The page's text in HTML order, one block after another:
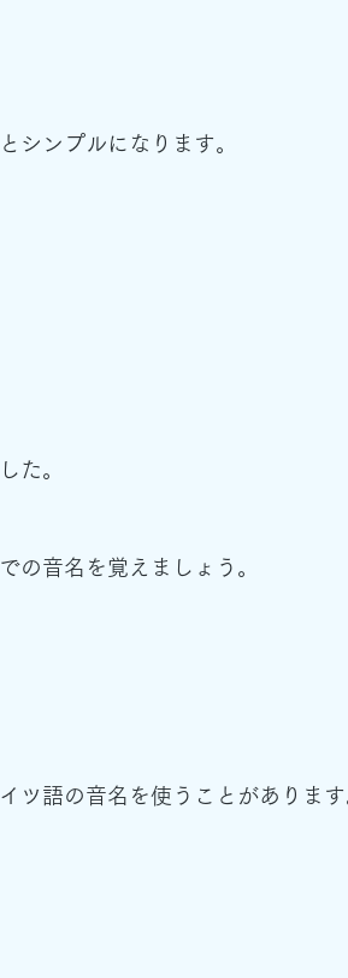
シンプルになります。
た。
の音名を覚えましょう。
ツ語の音名を使うことがありま